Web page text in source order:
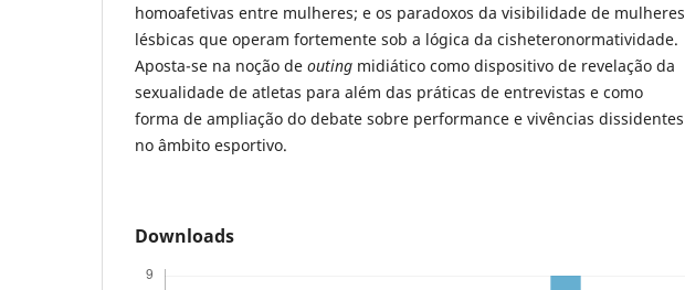
homoafetivas entre mulheres; e os paradoxos da visibilidade de mulheres
lésbicas que operam fortemente sob a lógica da cisheteronormatividade.
Aposta-se na noção de outing midiático como dispositivo de revelação da
sexualidade de atletas para além das práticas de entrevistas e como
forma de ampliação do debate sobre performance e vivências dissidentes
no âmbito esportivo.
Downloads